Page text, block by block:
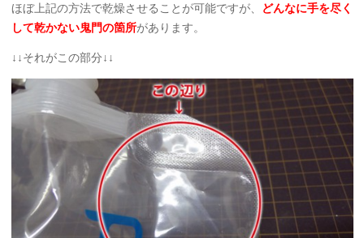
ほぼ上記の方法で乾燥させることが可能ですが、
どんなに手を尽く
して乾かない鬼門の箇所があります。
↓↓それがこの部分↓↓